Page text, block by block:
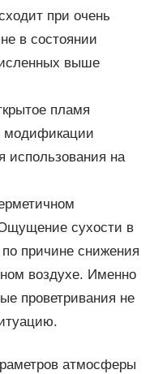
при очень
в состоянии
выше
пламя
модификации
использования на
сухости в
причине снижения
воздухе. Именно
проветривания не
атмосферы